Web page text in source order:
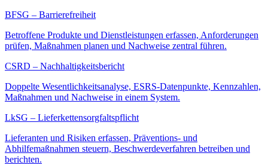
BFSG – Barrierefreiheit
Betroffene Produkte und Dienstleistungen erfassen, Anforderungen
prüfen, Maßnahmen planen und Nachweise zentral führen.
CSRD – Nachhaltigkeitsbericht
Doppelte Wesentlichkeitsanalyse, ESRS-Datenpunkte, Kennzahlen,
Maßnahmen und Nachweise in einem System.
LkSG – Lieferkettensorgfaltspflicht
Lieferanten und Risiken erfassen, Präventions- und
Abhilfemaßnahmen steuern, Beschwerdeverfahren betreiben und
berichten.